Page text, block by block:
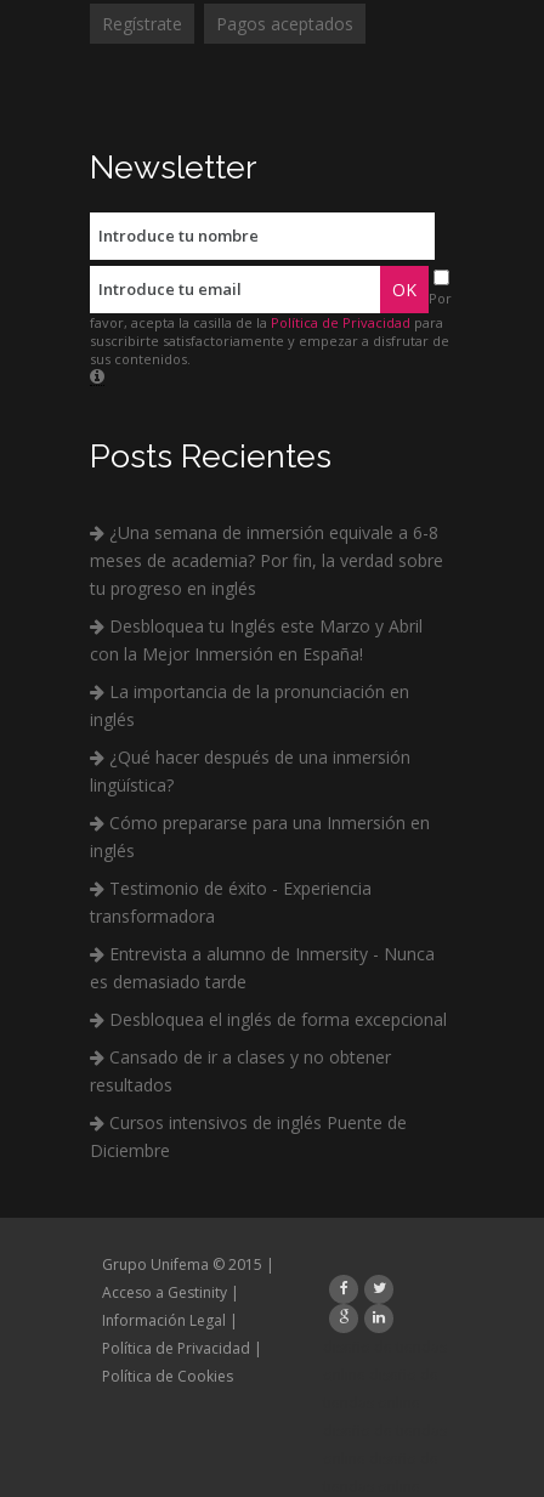
Regístrate Pagos aceptados
Newsletter
Por
favor, acepta la casilla de la Política de Privacidad para
suscribirte satisfactoriamente y empezar a disfrutar de
sus contenidos.
Posts Recientes
¿Una semana de inmersión equivale a 6-8
meses de academia? Por fin, la verdad sobre
tu progreso en inglés
Desbloquea tu Inglés este Marzo y Abril
con la Mejor Inmersión en España!
La importancia de la pronunciación en
inglés
¿Qué hacer después de una inmersión
lingüística?
Cómo prepararse para una Inmersión en
inglés
Testimonio de éxito - Experiencia
transformadora
Entrevista a alumno de Inmersity - Nunca
es demasiado tarde
Desbloquea el inglés de forma excepcional
Cansado de ir a clases y no obtener
resultados
Cursos intensivos de inglés Puente de
Diciembre
Grupo Unifema © 2015
Acceso a Gestinity
Información Legal
Política de Privacidad
Política de Cookies